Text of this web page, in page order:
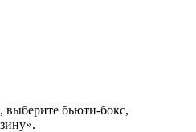
выберите бьюти-бокс,